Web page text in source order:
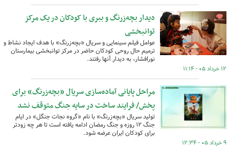
دیدار بچه‌زرنگ و ببری با کودکان در یک مرکز
توانبخشی
عوامل فیلم سینمایی و سریال «بچه‌زرنگ» با هدف ایجاد نشاط و
ترمیم حال روحی کودکان حاضر در مرکز توانبخشی بیمارستان
نورافشار، به دیدار آنها رفتند.
۱۲ خرداد ۰۵ - ۱۱:۱۴
مراحل پایانی آماده‌سازی سریال «بچه‌زرنگ» برای
پخش/ فرایند ساخت در سایه جنگ متوقف نشد
تولید سریال «بچه‌زرنگ» با نام «گروه نجات جنگل» در ایام
جنگ ۱۲ روزه و جنگ رمضان ادامه یافته است تا هر چه زودتر
برای کودکان ایران عرضه شود.
۹ خرداد ۰۵ - ۱۲:۳۴